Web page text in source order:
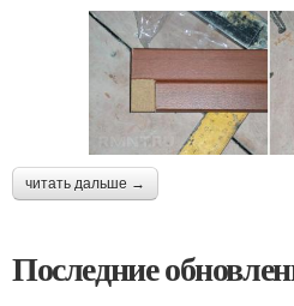
читать дальше →
Последние